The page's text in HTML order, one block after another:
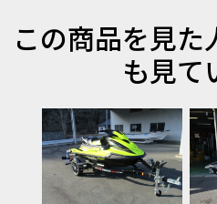
この商品を見
も見て